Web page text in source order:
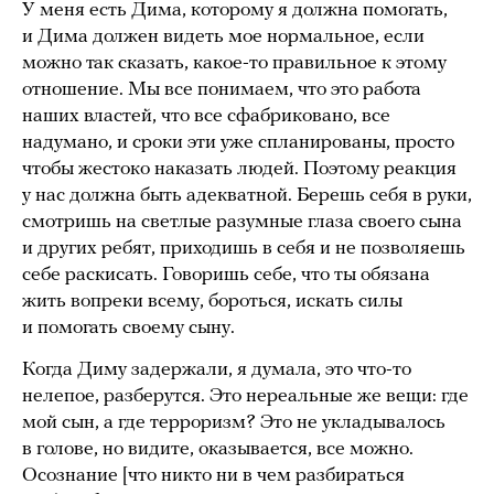
У меня есть Дима, которому я должна помогать,
и Дима должен видеть мое нормальное, если
можно так сказать, какое-то правильное к этому
отношение. Мы все понимаем, что это работа
наших властей, что все сфабриковано, все
надумано, и сроки эти уже спланированы, просто
чтобы жестоко наказать людей. Поэтому реакция
у нас должна быть адекватной. Берешь себя в руки,
смотришь на светлые разумные глаза своего сына
и других ребят, приходишь в себя и не позволяешь
себе раскисать. Говоришь себе, что ты обязана
жить вопреки всему, бороться, искать силы
и помогать своему сыну.
Когда Диму задержали, я думала, это что-то
нелепое, разберутся. Это нереальные же вещи: где
мой сын, а где терроризм? Это не укладывалось
в голове, но видите, оказывается, все можно.
Осознание [что никто ни в чем разбираться